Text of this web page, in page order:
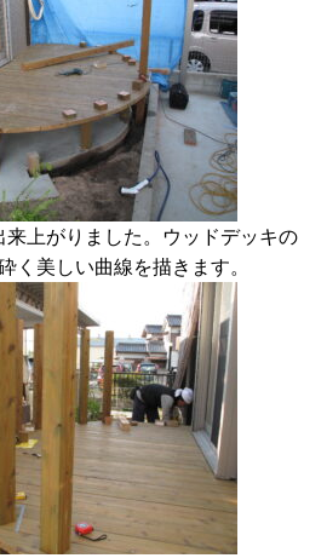
来上がりました。ウッドデッキの
く美しい曲線を描きます。